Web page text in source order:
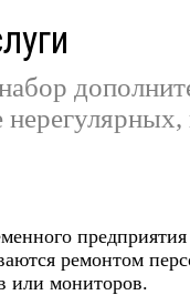
ремонтом
или мониторов.